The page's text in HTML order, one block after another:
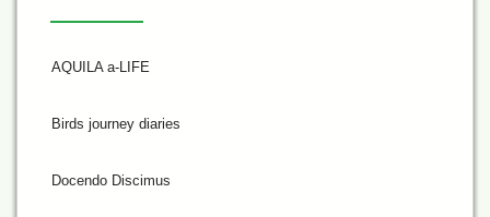
AQUILA a-LIFE
Birds journey diaries
Docendo Discimus